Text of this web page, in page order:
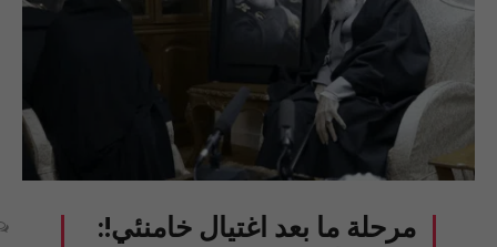
مرحلة ما بعد اغتيال خامنئي!: